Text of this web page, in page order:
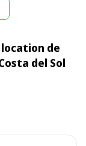
montant
au même
de
del Sol